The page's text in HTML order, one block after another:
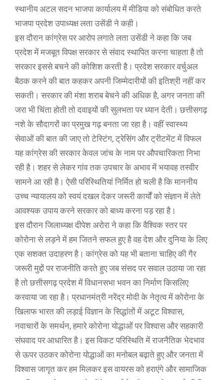
स्थानीय अटल सदन भाजपा कार्यालय में मीडिया को संबोधित करते
भाजपा प्रदेश उपाध्यक्ष लता उसेंडी ने कही।
इस दौरान कांग्रेस पर आरोप लगाते लता उसेंडी ने कहा कि जब
प्रदेश में मजबूत विपक्ष सरकार से संवाद स्थापित करना चाहता है तो
सरकार इससे बचने की कोशिश करती है। प्रदेश सरकार वर्चुअल
बैठक करने की बात कहकर अपनी जिम्मेदारीयों की इतिश्री नहीं कर
सकती। सरकार की मंशा शराब बेचने की अधिक है, अगर जनता की
जरा भी चिंता होती तो दवाइयों की सुलभता पर ध्यान देती। छत्तीसगढ़
नशे के सौदागरों का प्रमुख गढ़ बनता जा रहा है। वहीं स्वास्थ्य
सेवाओं की बात की जाए तो टेस्टिंग, ट्रेसिंग और ट्रीटमेंट में विफल
यह कांग्रेस की सरकार केवल जांच के नाम पर औपचारिकता निभा
रही है। शहर से लेकर गांव तक उपचार के अभाव में भयावह तस्वीर
सामने आ रही है। ऐसी परिस्थितियां निर्मित हो चली है कि माननीय
उच्च न्यायालय को स्वयं दखल देकर जरूरी कार्यों को संज्ञान में लेते
आवश्यक उपाय करने सरकार को बाध्य करना पड़ रहा है।
इस दौरान जिलाध्यक्ष दीपेश अरोरा ने कहा कि वैश्विक स्तर पर
कोरोना से लड़ने में हम जितने सफल हुए है वह देश और दुनिया के लिए
एक सशक्त उदाहरण है। कांग्रेस को यह भी बताना चाहिए की गैर
जरूरी मुद्दों पर राजनीति करते हुए जब संसद पर सवाल उठाया जा रहा
है तो छत्तीसगढ़ प्रदेश में विधानसभा भवन का निर्माण किसलिए
करवाया जा रहा है। प्रधानमंत्री नरेंद्र मोदी के नेतृत्व में कोरोना के
खिलाफ भारत की लड़ाई विज्ञान के सिद्धांतों में अटूट विश्वास,
नवाचारों के समर्थन, हमारे कोरोना योद्धाओं पर विश्वास और सहकारी
संघवाद पर आधारित है। इस विकट परिस्थिति में राजनैतिक भेदभाव
से ऊपर उठकर कोरोना योद्धाओं का मनोबल बढ़ाते हुए और जनता में
विश्वास जागृत कर हम मिलकर इस वायरस को हराएंगे और सामाजिक